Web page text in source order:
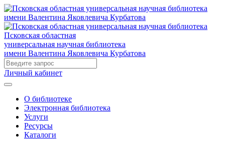
Псковская областная
универсальная научная библиотека
имени Валентина Яковлевича Курбатова
Личный кабинет
О библиотеке
Электронная библиотека
Услуги
Ресурсы
Каталоги